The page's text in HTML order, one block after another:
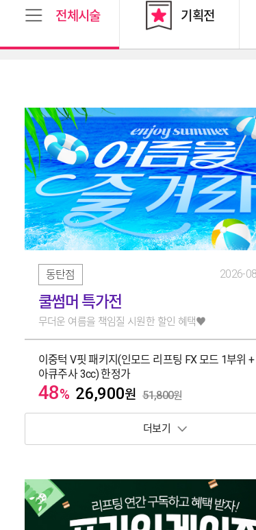
전체시술 기획전
동탄점 2026-
쿨썸머 특가전
무더운 여름을 책임질 시원한 할인 혜택♥️
이중턱 V핏 패키지(인모드 리프팅 FX 모드 1부위 +
아큐주사 3cc) 한정가
48% 26,900원 51,800원
보기 토글